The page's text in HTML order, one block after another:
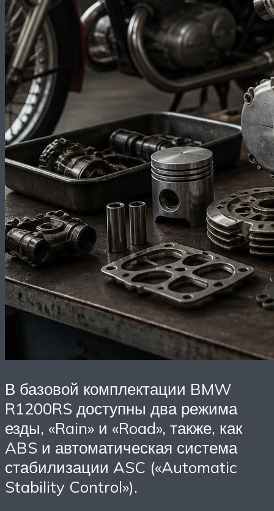
В базовой комплектации BMW
R1200RS доступны два режима
езды, «Rain» и «Road», также, как
ABS и автоматическая система
стабилизации ASC («Automatic
Stability Control»).